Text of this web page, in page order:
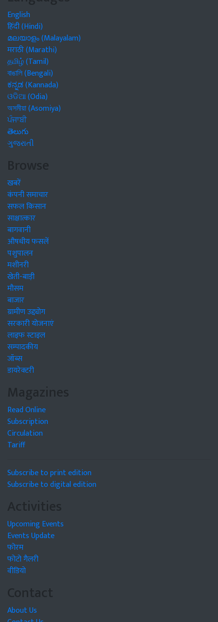
English
हिंदी (Hindi)
മലയാളം (Malayalam)
मराठी (Marathi)
தமிழ் (Tamil)
বাঙালি (Bengali)
ಕನ್ನಡ (Kannada)
ଓଡିଆ (Odia)
অসমীয়া (Asomiya)
ਪੰਜਾਬੀ
తెలుగు
ગુજરાતી
Browse
खबरें
कंपनी समाचार
सफल किसान
साक्षात्कार
बागवानी
औषधीय फसलें
पशुपालन
मशीनरी
खेती-बाड़ी
मौसम
बाजार
ग्रामीण उद्द्योग
सरकारी योजनाएं
लाइफ स्टाइल
सम्पादकीय
जॉब्स
डायरेक्टरी
Magazines
Read Online
Subscription
Circulation
Tariff
Subscribe to print edition
Subscribe to digital edition
Activities
Upcoming Events
Events Update
फोरम
फोटो गैलरी
वीडियो
Contact
About Us